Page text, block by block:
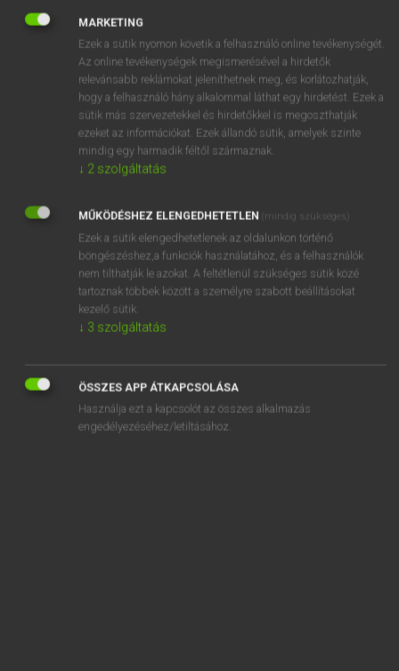
smoothness
smooth out
smooth over
smorgasbord
SZOTAR.NET APPLIKÁCIÓ
ONLINE NYELVVIZSGA
MARKETING
Ezek a sütik nyomon követik a felhasználó online tevékenységét.
Az online tevékenységek megismerésével a hirdetők
relevánsabb reklámokat jeleníthetnek meg, és korlátozhatják,
hogy a felhasználó hány alkalommal láthat egy hirdetést. Ezek a
sütik más szervezetekkel és hirdetőkkel is megoszthatják
ezeket az információkat. Ezek állandó sütik, amelyek szinte
mindig egy harmadik féltől származnak.
↓ 2 szolgáltatás
MŰKÖDÉSHEZ ELENGEDHETETLEN (mindig szükséges)
Ezek a sütik elengedhetetlenek az oldalunkon történő
böngészéshez,a funkciók használatához, és a felhasználók
nem tilthatják le azokat. A feltétlenül szükséges sütik közé
tartoznak többek között a személyre szabott beállításokat
kezelő sütik.
↓ 3 szolgáltatás
ÖSSZES APP ÁTKAPCSOLÁSA
Használja ezt a kapcsolót az összes alkalmazás
engedélyezéséhez/letiltásához.